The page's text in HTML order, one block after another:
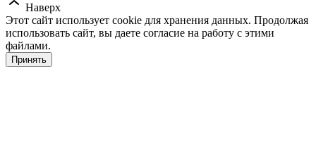
Наверх
Этот сайт использует cookie для хранения данных. Продолжая
использовать сайт, вы даете согласие на работу с этими
файлами.
Принять